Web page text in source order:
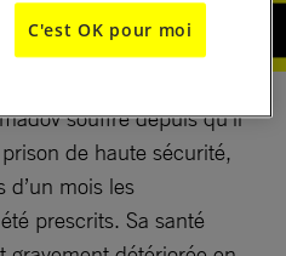
souffre depuis qu’il
de haute sécurité,
d’un mois les
prescrits. Sa santé
C'est OK pour moi